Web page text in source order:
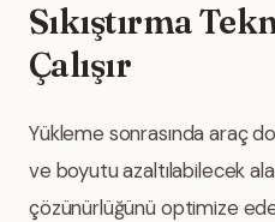
Sıkıştırma
Çalışır
Yükleme sonrasında araç
ve boyutu azaltılabilecek
çözünürlüğünü optimize